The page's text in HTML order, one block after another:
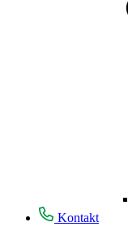
Kontakt